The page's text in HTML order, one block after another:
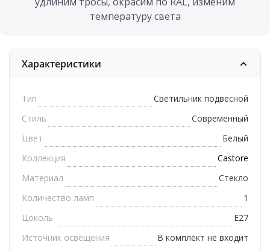
температуру света
Характеристики
Тип
Светильник подвесной
Стиль
Современный
Цвет
Белый
Коллекция
Castore
Материал
Стекло
Количество ламп
1
Цоколь
E27
Источник освещения
В комплект не входит